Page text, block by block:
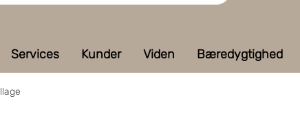
Services Kunder Viden Bæredygtighed